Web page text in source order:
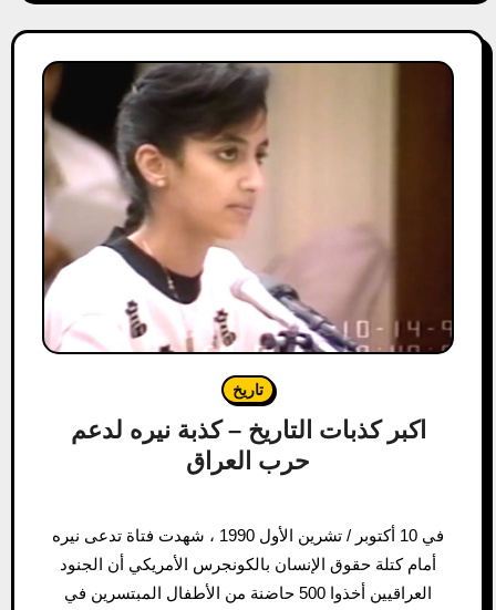
تاريخ
اكبر كذبات التاريخ – كذبة نيره لدعم
حرب العراق
في 10 أكتوبر / تشرين الأول 1990 ، شهدت فتاة تدعى نيره
أمام كتلة حقوق الإنسان بالكونجرس الأمريكي أن الجنود
العراقيين أخذوا 500 حاضنة من الأطفال المبتسرين في